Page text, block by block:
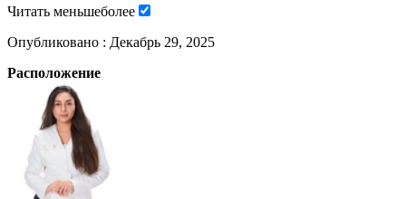
Читать меньшеболее
Опубликовано : Декабрь 29, 2025
Расположение